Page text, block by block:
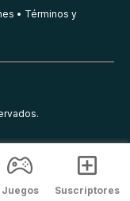
Términos y
Juegos Suscriptores